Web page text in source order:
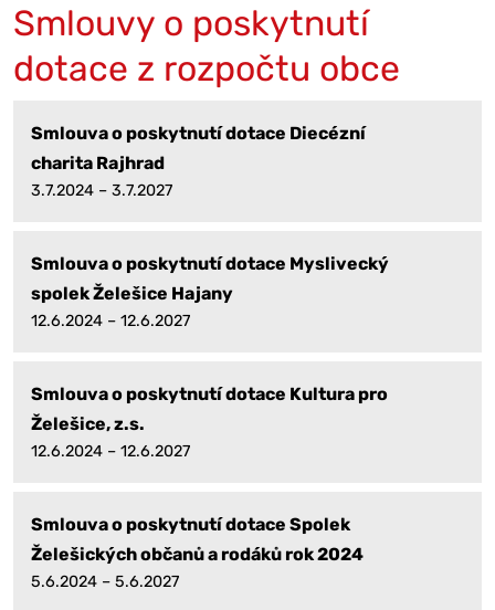
Smlouvy o poskytnutí
dotace z rozpočtu obce
Smlouva o poskytnutí dotace Diecézní
charita Rajhrad
3.7.2024 – 3.7.2027
Smlouva o poskytnutí dotace Myslivecký
spolek Želešice Hajany
12.6.2024 – 12.6.2027
Smlouva o poskytnutí dotace Kultura pro
Želešice, z.s.
12.6.2024 – 12.6.2027
Smlouva o poskytnutí dotace Spolek
Želešických občanů a rodáků rok 2024
5.6.2024 – 5.6.2027